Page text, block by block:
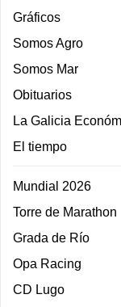
Gráficos
Somos Agro
Somos Mar
Obituarios
La Galicia
El tiempo
Mundial 2026
Torre de Marathon
Grada de Río
Opa Racing
CD Lugo